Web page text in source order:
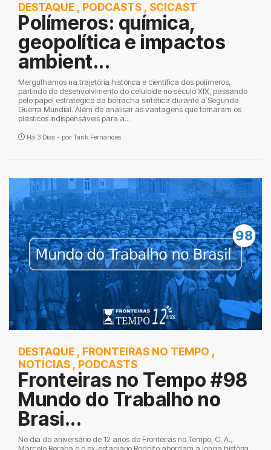
DESTAQUE , PODCASTS , SCICAST
Polímeros: química,
geopolítica e impactos
ambient...
Mergulhamos na trajetória histórica e científica dos polímeros,
partindo do desenvolvimento do celuloide no século XIX, passando
pelo papel estratégico da borracha sintética durante a Segunda
Guerra Mundial. Além de analisar as vantagens que tornaram os
plásticos indispensáveis para a...
Há 3 Dias - por Tarik Fernandes
DESTAQUE , FRONTEIRAS NO TEMPO ,
NOTÍCIAS , PODCASTS
Fronteiras no Tempo #98
Mundo do Trabalho no
Brasi...
No dia do aniversário de 12 anos do Fronteiras no Tempo, C. A.,